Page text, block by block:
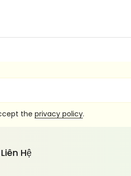
the privacy policy.
Liên Hệ